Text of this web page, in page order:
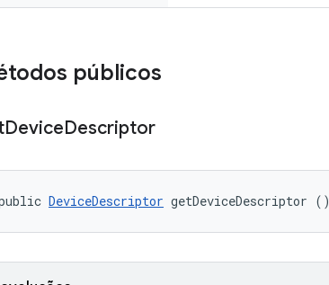
públicos
DeviceDescriptor
DeviceDescriptor getDeviceDescriptor ()